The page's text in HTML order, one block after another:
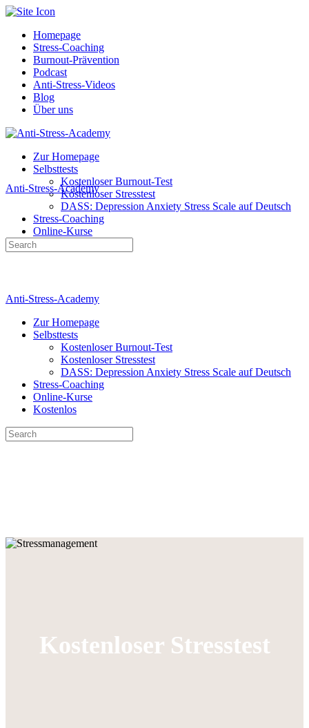
Toggle
Panel
Homepage
Stress-Coaching
Burnout-Prävention
Podcast
Anti-Stress-Videos
Blog
Über uns
Toggle
Panel
Zur Homepage
Selbsttests
Kostenloser Burnout-Test
Kostenloser Stresstest
DASS: Depression Anxiety Stress Scale auf Deutsch
Stress-Coaching
Online-Kurse
Kostenlos
Anti-Stress-Academy
Search
for:
Anti-Stress-Academy
Zur Homepage
Selbsttests
Kostenloser Burnout-Test
Kostenloser Stresstest
DASS: Depression Anxiety Stress Scale auf Deutsch
Stress-Coaching
Online-Kurse
Kostenlos
Search
for:
Kostenloser Stresstest